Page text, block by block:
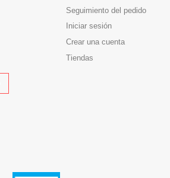
Seguimiento del pedido
Iniciar sesión
Crear una cuenta
Tiendas